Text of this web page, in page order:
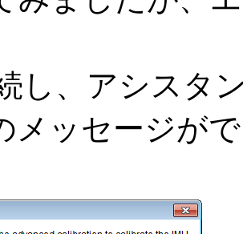
し、アシスタ
メッセージが